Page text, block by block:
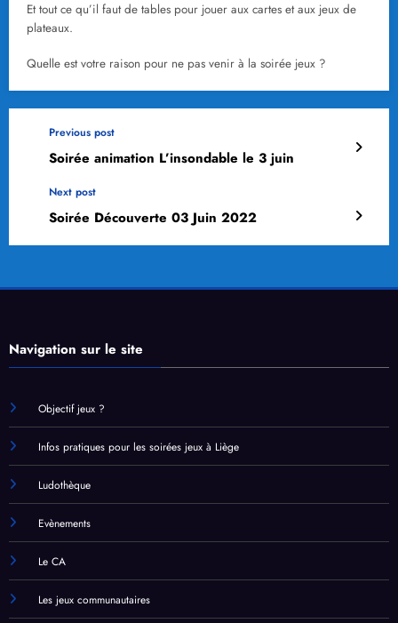
Et tout ce qu’il faut de tables pour jouer aux cartes et aux jeux de
plateaux.
Quelle est votre raison pour ne pas venir à la soirée jeux ?
Previous post
Soirée animation L’insondable le 3 juin
Next post
Soirée Découverte 03 Juin 2022
Navigation sur le site
Objectif jeux ?
Infos pratiques pour les soirées jeux à Liège
Ludothèque
Evènements
Le CA
Les jeux communautaires